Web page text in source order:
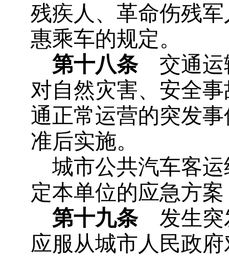
残疾人、革命伤残
惠乘车的规定。
第十八条交通运
对自然灾害、安全
通正常运营的突发
准后实施。
城市公共汽车客
定本单位的应急方
第十九条发生突
应服从城市人民政